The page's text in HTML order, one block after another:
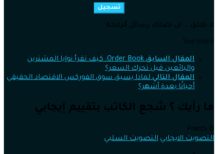
تسجيل
لا تقلق .. لن تصلك رسائل مُزعجة
See more
المقال السابق
Order Book: كيف تقرأ نوايا المشترين
والبائعين قبل تحرك السعر؟
المقال التالي لماذا يسبق سوق الفوركس الاقتصاد الحقيقي
أحيانًا بعدة أشهر؟
ما رأيك ؟ شجع الكاتب بتقييم إيجابي
0
التصويت الايجابي التصويت السلبي